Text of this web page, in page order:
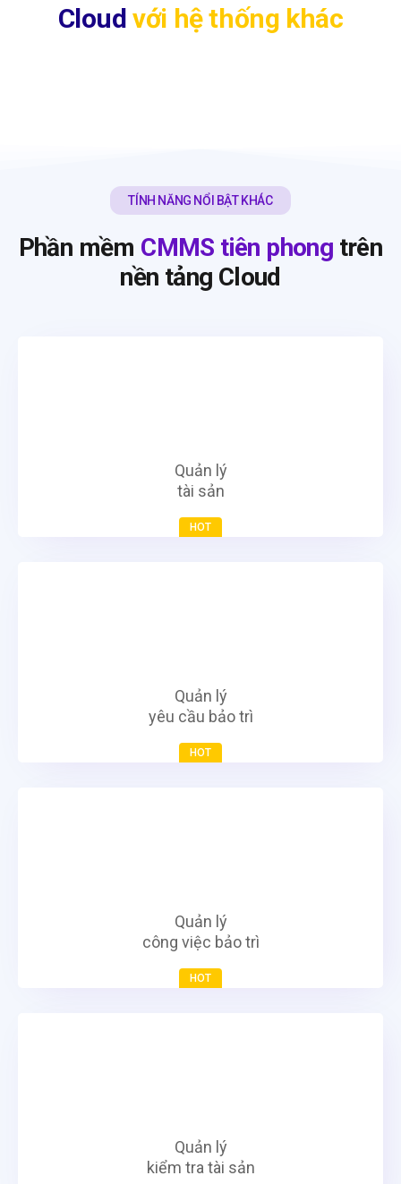
Cloudvới hệ thống khác
TÍNH NĂNG NỔI BẬT KHÁC
Phần mềm CMMS tiên phong trên
nền tảng Cloud
Quản lý
tài sản
HOT
Quản lý
yêu cầu bảo trì
HOT
Quản lý
công việc bảo trì
HOT
Quản lý
kiểm tra tài sản